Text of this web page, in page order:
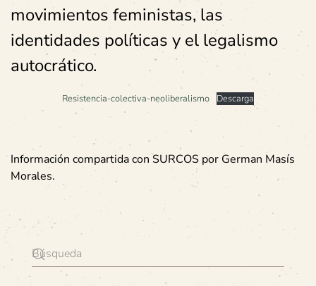
movimientos feministas, las
identidades políticas y el legalismo
autocrático.
Resistencia-colectiva-neoliberalismo Descarga
Información compartida con SURCOS por German Masís
Morales.